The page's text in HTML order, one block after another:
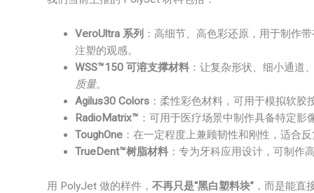
VeroUltra 系列 ：高细节、高色彩还原，用于制作
注塑的观感。
WSS™150 可溶支撑材料 ：让复杂形状、细小通道
质量。
Agilus30 Colors ：柔性彩色材料，可用于模拟软
RadioMatrix™ ：可用于医疗场景中制作具备特定
ToughOne ：在一定程度上兼顾韧性和刚性，适合
TrueDent™树脂材料 ：专为牙科应用设计，可制作
用 PolyJet 做的样件， 不再只是“黑白塑料块” ，而是能直